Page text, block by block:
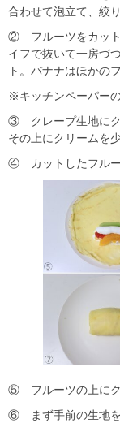
合わせて泡立て、絞
② フルーツをカット
イフで抜いて一房づ
ト。バナナはほかの
※キッチンペーパー
③ クレープ生地にク
その上にクリームを
④ カットしたフルー
⑤ フルーツの上にク
⑥ まず手前の生地を